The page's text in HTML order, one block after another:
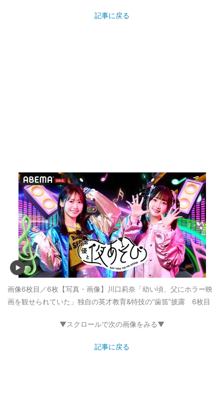
記事に戻る
画像6枚目／6枚 【写真・画像】川口莉奈「幼い頃、父にホラー映
画を観せられていた」独自の英才教育&特技の“歯笛”披露 6枚目
▼スクロールで次の画像をみる▼
記事に戻る